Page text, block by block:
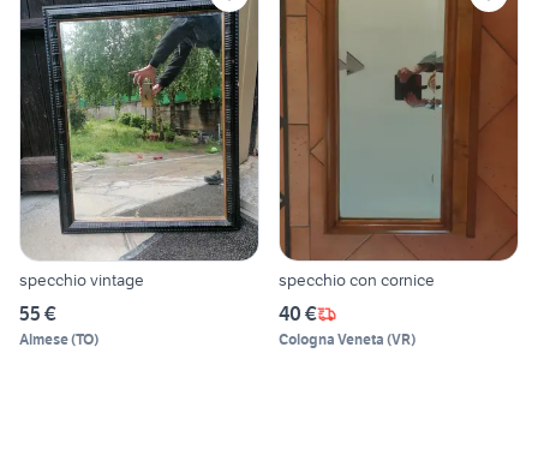
specchio vintage
55 €
Almese(TO)
specchio con cornice
40 €
Cologna Veneta (VR)